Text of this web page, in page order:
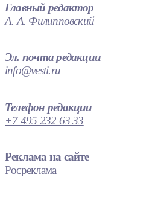
Главный редактор
А. А. Филипповский
Эл. почта редакции
info@vesti.ru
Телефон редакции
+7 495 232 63 33
Реклама на сайте
Росреклама